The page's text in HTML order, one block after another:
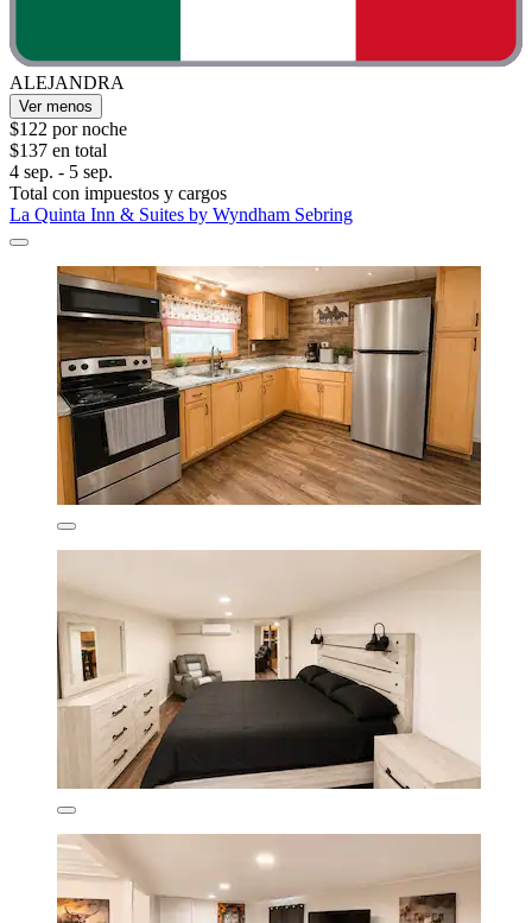
ALEJANDRA
Ver menos
$122 por noche
$137 en total
4 sep. - 5 sep.
Total con impuestos y cargos
La Quinta Inn & Suites by Wyndham Sebring